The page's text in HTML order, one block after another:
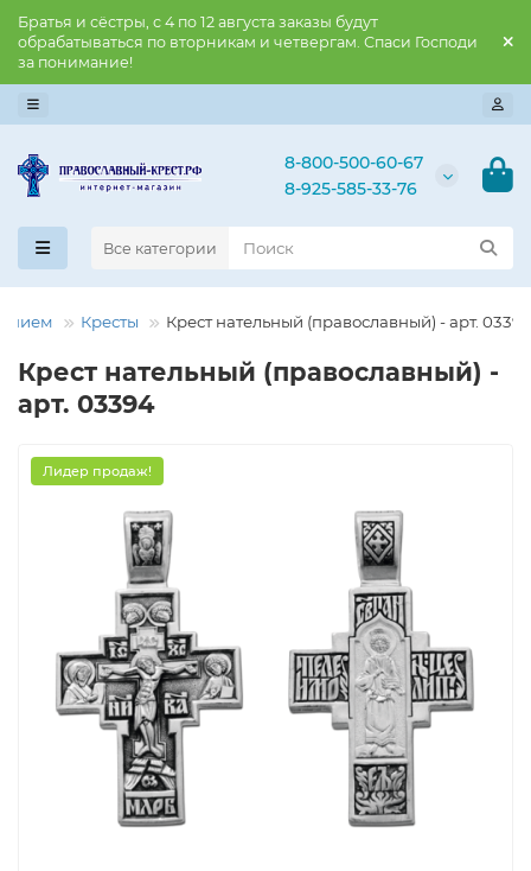
Братья и сёстры, с 4 по 12 августа заказы будут
обрабатываться по вторникам и четвергам. Спаси Господи
за понимание!
8-800-500-60-67
8-925-585-33-76
Все категории
Кресты Крест нательный (православный) - арт. 03394
Крест нательный (православный) -
арт. 03394
Лидер продаж!